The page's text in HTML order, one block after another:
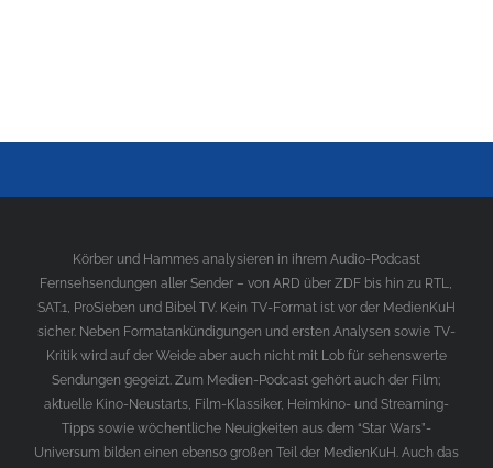
Körber und Hammes analysieren in ihrem Audio-Podcast
Fernsehsendungen aller Sender – von ARD über ZDF bis hin zu RTL,
SAT.1, ProSieben und Bibel TV. Kein TV-Format ist vor der MedienKuH
sicher. Neben Formatankündigungen und ersten Analysen sowie TV-
Kritik wird auf der Weide aber auch nicht mit Lob für sehenswerte
Sendungen gegeizt. Zum Medien-Podcast gehört auch der Film;
aktuelle Kino-Neustarts, Film-Klassiker, Heimkino- und Streaming-
Tipps sowie wöchentliche Neuigkeiten aus dem “Star Wars”-
Universum bilden einen ebenso großen Teil der MedienKuH. Auch das